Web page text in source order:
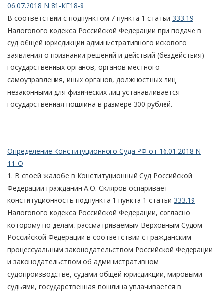
06.07.2018 N 81-КГ18-8
В соответствии с подпунктом 7 пункта 1 статьи 333.19
Налогового кодекса Российской Федерации при подаче в
суд общей юрисдикции административного искового
заявления о признании решений и действий (бездействия)
государственных органов, органов местного
самоуправления, иных органов, должностных лиц
незаконными для физических лиц устанавливается
государственная пошлина в размере 300 рублей.
Определение Конституционного Суда РФ от 16.01.2018 N
11-О
1. В своей жалобе в Конституционный Суд Российской
Федерации гражданин А.О. Скляров оспаривает
конституционность подпункта 1 пункта 1 статьи 333.19
Налогового кодекса Российской Федерации, согласно
которому по делам, рассматриваемым Верховным Судом
Российской Федерации в соответствии с гражданским
процессуальным законодательством Российской Федерации
и законодательством об административном
судопроизводстве, судами общей юрисдикции, мировыми
судьями, государственная пошлина уплачивается в